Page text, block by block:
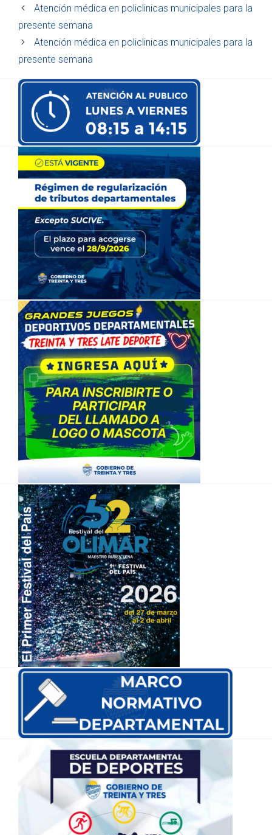
Atención médica en policlinicas municipales para la
presente semana
Atención médica en policlinicas municipales para la
presente semana